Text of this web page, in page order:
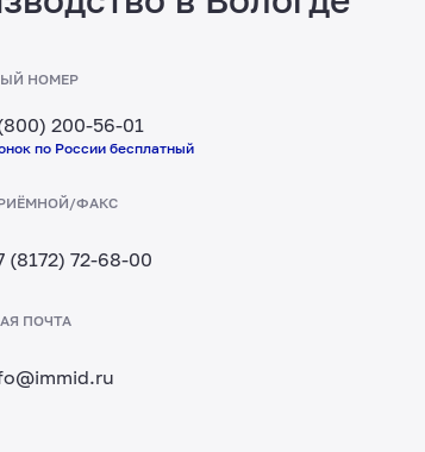
(8172) 72-68-00
ФАКС
ПОЧТА
НОМЕР
200-56-01
по России бесплатный